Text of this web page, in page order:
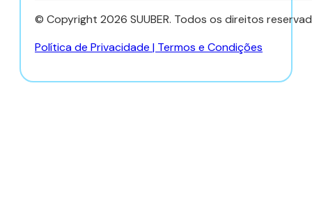
© Copyright 2026 SUUBER. Todos os direitos
Política de Privacidade | Termos e Condições